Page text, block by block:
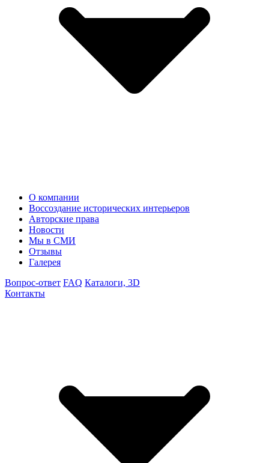
О компании
Воссоздание исторических интерьеров
Авторские права
Новости
Мы в СМИ
Отзывы
Галерея
Вопрос-ответ FAQ Каталоги, 3D
Контакты